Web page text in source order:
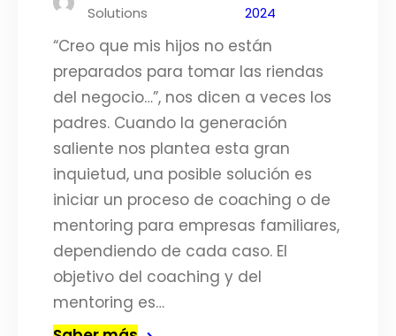
Solutions
2024
“Creo que mis hijos no están
preparados para tomar las riendas
del negocio…”, nos dicen a veces los
padres. Cuando la generación
saliente nos plantea esta gran
inquietud, una posible solución es
iniciar un proceso de coaching o de
mentoring para empresas familiares,
dependiendo de cada caso. El
objetivo del coaching y del
mentoring es…